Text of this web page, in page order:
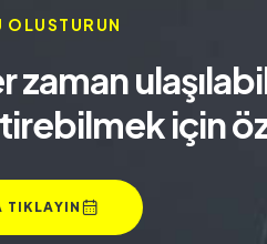
OLUSTURUN
için
TIKLAYIN